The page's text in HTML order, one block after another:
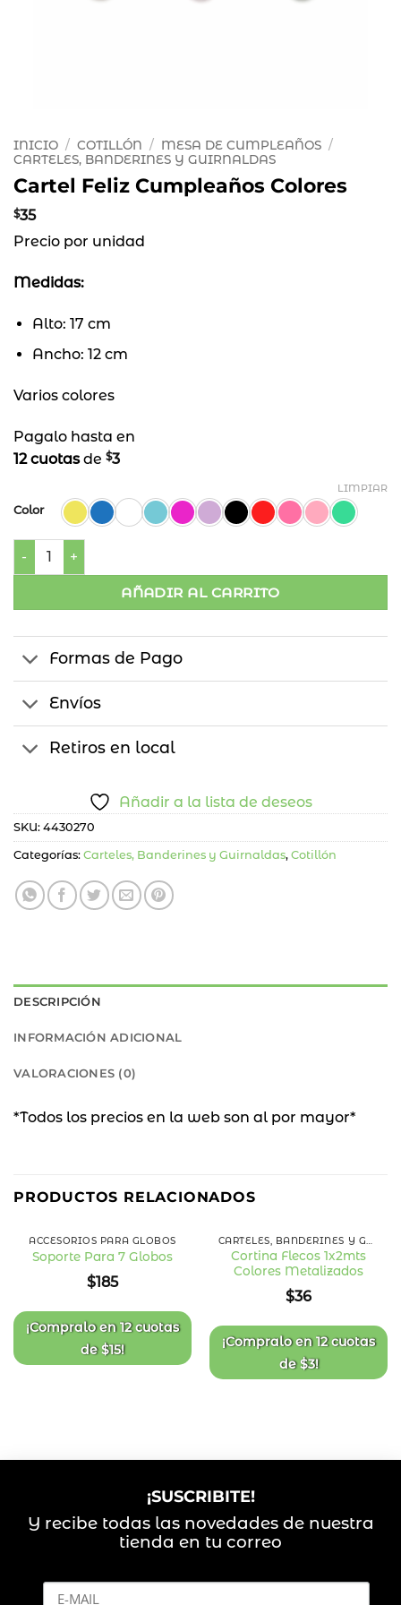
INICIO / COTILLÓN / MESA DE CUMPLEAÑOS /
CARTELES, BANDERINES Y GUIRNALDAS
Cartel Feliz Cumpleaños Colores
$35
Precio por unidad
Medidas:
Alto: 17 cm
Ancho: 12 cm
Varios colores
Pagalo hasta en
12 cuotasde $3
Color
LIMPIAR
Cartel Feliz Cumpleaños Colores cantidad
AÑADIR AL CARRITO
Formas de Pago
Envíos
Retiros en local
Añadir a la lista de deseos
SKU: 4430270
Categorías: Carteles, Banderines y Guirnaldas, Cotillón
DESCRIPCIÓN
INFORMACIÓN ADICIONAL
VALORACIONES (0)
*Todos los precios en la web son al por mayor*
PRODUCTOS RELACIONADOS
de
deseos
ACCESORIOS PARA GLOBOS
Soporte Para 7 Globos
$185
¡Compralo en12 cuotas
de$15!
Añadir
CARTELES, BANDERINES Y GUIRNALDAS
Cortina Flecos 1x2mts
Colores Metalizados
$36
¡Compralo en12 cuotas
de$3!
¡SUSCRIBITE!
Y recibe todas las novedades de nuestra
tienda en tu correo